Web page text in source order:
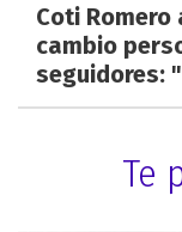
Coti
cambio
seguidores:
Te